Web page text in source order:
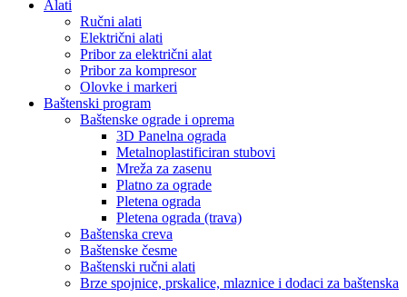
Alati
Ručni alati
Električni alati
Pribor za električni alat
Pribor za kompresor
Olovke i markeri
Baštenski program
Baštenske ograde i oprema
3D Panelna ograda
Metalnoplastificiran stubovi
Mreža za zasenu
Platno za ograde
Pletena ograda
Pletena ograda (trava)
Baštenska creva
Baštenske česme
Baštenski ručni alati
Brze spojnice, prskalice, mlaznice i dodaci za baštenska